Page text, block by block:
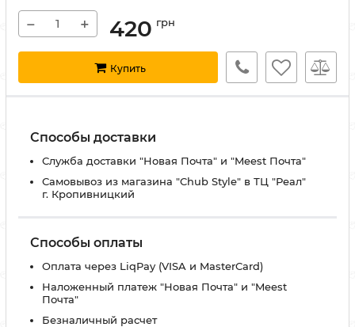
− + 420 грн
Купить
Способы доставки
Служба доставки "Новая Почта" и "Meest Почта"
Самовывоз из магазина "Chub Style" в ТЦ "Реал"
г. Кропивницкий
Способы оплаты
Оплата через LiqPay (VISA и MasterCard)
Наложенный платеж "Новая Почта" и "Meest
Почта"
Безналичный расчет